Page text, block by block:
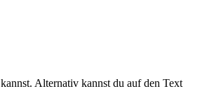
Alternativ kannst du auf den Text